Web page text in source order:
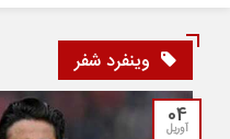
وینفرد شفر
04
آوریل